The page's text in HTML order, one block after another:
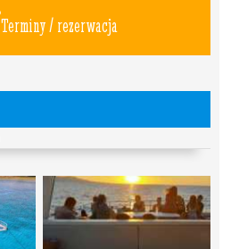
Terminy / rezerwacja